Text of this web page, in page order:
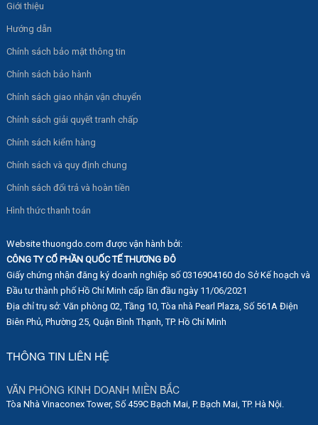
Giới thiệu
Hướng dẫn
Chính sách bảo mật thông tin
Chính sách bảo hành
Chính sách giao nhận vận chuyển
Chính sách giải quyết tranh chấp
Chính sách kiểm hàng
Chính sách và quy định chung
Chính sách đổi trả và hoàn tiền
Hình thức thanh toán
Website thuongdo.com được vận hành bởi:
CÔNG TY CỔ PHẦN QUỐC TẾ THƯƠNG ĐÔ
Giấy chứng nhận đăng ký doanh nghiệp số 0316904160 do Sở Kế hoạch và
Đầu tư thành phố Hồ Chí Minh cấp lần đầu ngày 11/06/2021
Địa chỉ trụ sở: Văn phòng 02, Tầng 10, Tòa nhà Pearl Plaza, Số 561A Điện
Biên Phủ, Phường 25, Quận Bình Thạnh, TP. Hồ Chí Minh
THÔNG TIN LIÊN HỆ
VĂN PHÒNG KINH DOANH MIỀN BẮC
Tòa Nhà Vinaconex Tower, Số 459C Bạch Mai, P. Bạch Mai, TP. Hà Nội.